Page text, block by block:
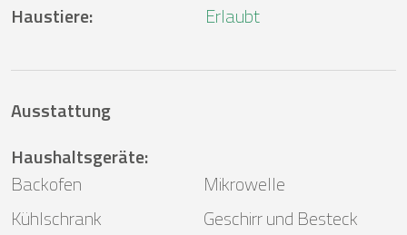
Haustiere: Erlaubt
Ausstattung
Haushaltsgeräte:
Backofen
Mikrowelle
Kühlschrank
Geschirr und Besteck